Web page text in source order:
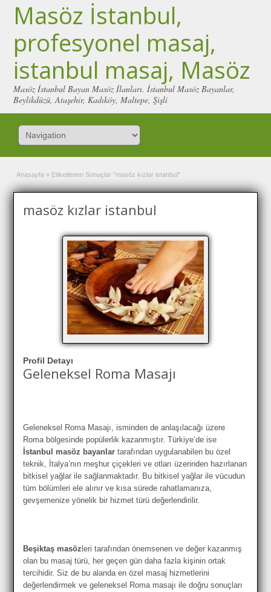
Masöz İstanbul,
profesyonel masaj,
istanbul masaj, Masöz
Masöz İstanbul Bayan Masöz İlanları. İstanbul Masöz Bayanlar,
Beylikdüzü, Ataşehir, Kadıköy, Maltepe, Şişli
Anasayfa » Etiketlenen Sonuçlar "masöz kızlar istanbul"
masöz kızlar istanbul
Profil Detayı
Geleneksel Roma Masajı
Geleneksel Roma Masajı, isminden de anlaşılacağı üzere
Roma bölgesinde popülerlik kazanmıştır. Türkiye’de ise
İstanbul masöz bayanlar tarafından uygulanabilen bu özel
teknik, İtalya’nın meşhur çiçekleri ve otları üzerinden hazırlanan
bitkisel yağlar ile sağlanmaktadır. Bu bitkisel yağlar ile vücudun
tüm bölümleri ele alınır ve kısa sürede rahatlamanıza,
gevşemenize yönelik bir hizmet türü değerlendirilir.
Beşiktaş masöz leri tarafından önemsenen ve değer kazanmış
olan bu masaj türü, her geçen gün daha fazla kişinin ortak
tercihidir. Siz de bu alanda en özel masaj hizmetlerini
değerlendirmek ve geleneksel Roma masajı ile doğru sonuçları